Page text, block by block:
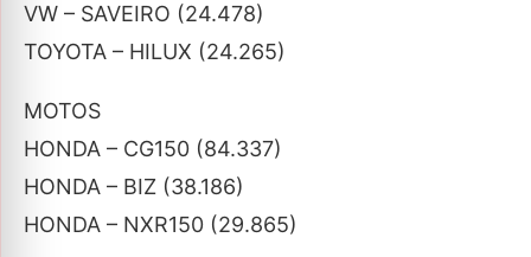
VW – SAVEIRO (24.478)
TOYOTA – HILUX (24.265)
MOTOS
HONDA – CG150 (84.337)
HONDA – BIZ (38.186)
HONDA – NXR150 (29.865)